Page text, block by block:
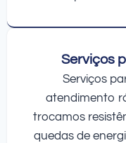
Serviços
Serviços
atendimento
trocamos
quedas de